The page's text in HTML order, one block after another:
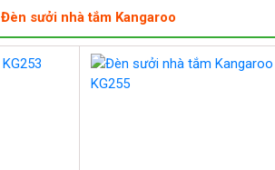
Đèn sưởi nhà tắm Kangaroo